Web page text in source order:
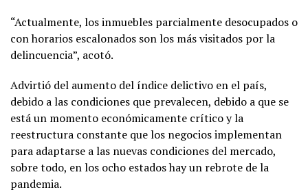
“Actualmente, los inmuebles parcialmente desocupados o
con horarios escalonados son los más visitados por la
delincuencia”, acotó.
Advirtió del aumento del índice delictivo en el país,
debido a las condiciones que prevalecen, debido a que se
está un momento económicamente crítico y la
reestructura constante que los negocios implementan
para adaptarse a las nuevas condiciones del mercado,
sobre todo, en los ocho estados hay un rebrote de la
pandemia.